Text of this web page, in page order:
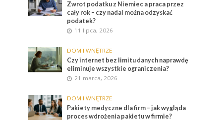
Zwrot podatku z Niemiec a praca przez
cały rok – czy nadal można odzyskać
podatek?
11 lipca, 2026
DOM I WNĘTRZE
Czy internet bez limitu danych naprawdę
eliminuje wszystkie ograniczenia?
21 marca, 2026
DOM I WNĘTRZE
Pakiety medyczne dla firm – jak wygląda
proces wdrożenia pakietu w firmie?